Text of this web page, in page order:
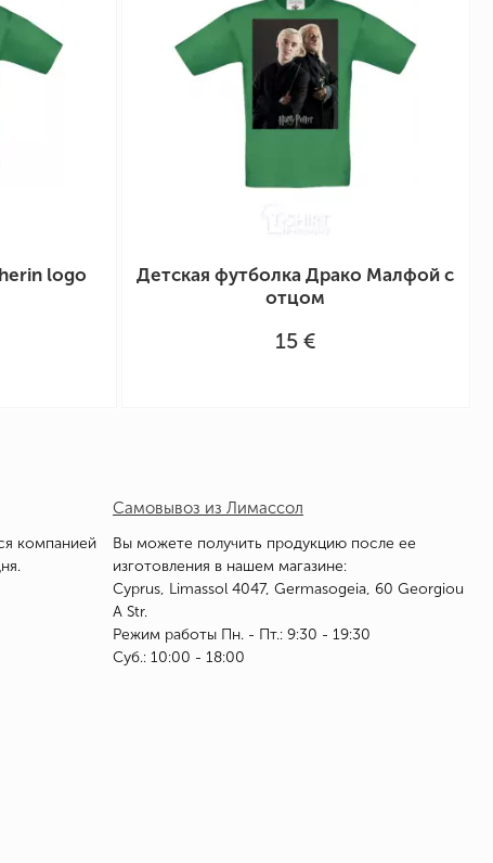
logo
Детская футболка Драко Малфой с
отцом
15 €
компанией
Самовывоз из Лимассол
Вы можете получить продукцию после ее
изготовления в нашем магазине:
Cyprus, Limassol 4047, Germasogeia, 60 Georgiou
A Str.
Режим работы Пн. - Пт.: 9:30 - 19:30
Суб.: 10:00 - 18:00